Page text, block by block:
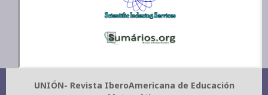
UNIÓN- Revista IberoAmericana de Educación